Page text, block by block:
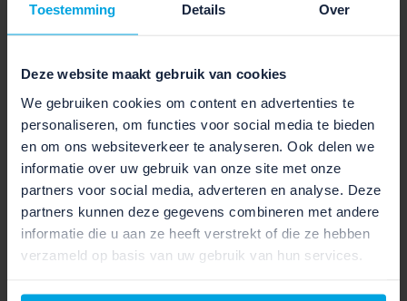
Toestemming Details Over
Deze website maakt gebruik van cookies
We gebruiken cookies om content en advertenties te
personaliseren, om functies voor social media te bieden
en om ons websiteverkeer te analyseren. Ook delen we
informatie over uw gebruik van onze site met onze
partners voor social media, adverteren en analyse. Deze
partners kunnen deze gegevens combineren met andere
informatie die u aan ze heeft verstrekt of die ze hebben
verzameld op basis van uw gebruik van hun services.
SCHAKELEN EN VEILIGHEID
Rem voor: BR-C3000F
Rem achter : BR-IM31
Aantal versnellingen : 7
Type versnelling : Nexus 7
Type shifters : Nexus 7